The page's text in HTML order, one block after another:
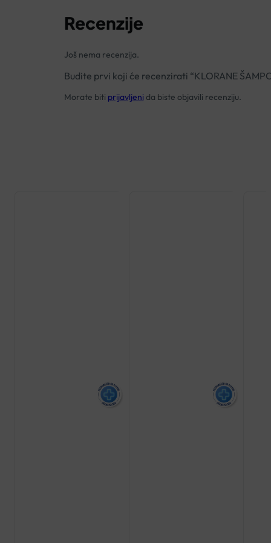
Recenzije
Još nema recenzija.
Budite prvi koji će recenzirati “KLORANE
Morate biti prijavljeni da biste objavili recenziju.